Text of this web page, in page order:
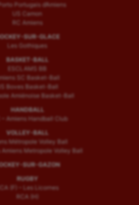
Porto Portugais d’Amiens
US Camon
RC Amiens
SUR-GLACE
Les Gothiques
BASKET-BALL
ESCLAMS BB
SC Basket-Ball
US Boves Basket-Ball
Amiénoise Basket-Ball
HANDBALL
– Amiens Handball Club
VOLLEY-BALL
Métropole Volley Ball
Amiens Metropole Volley Ball
SUR-GAZON
RUGBY
(F) – Les Licornes
RCA (H)